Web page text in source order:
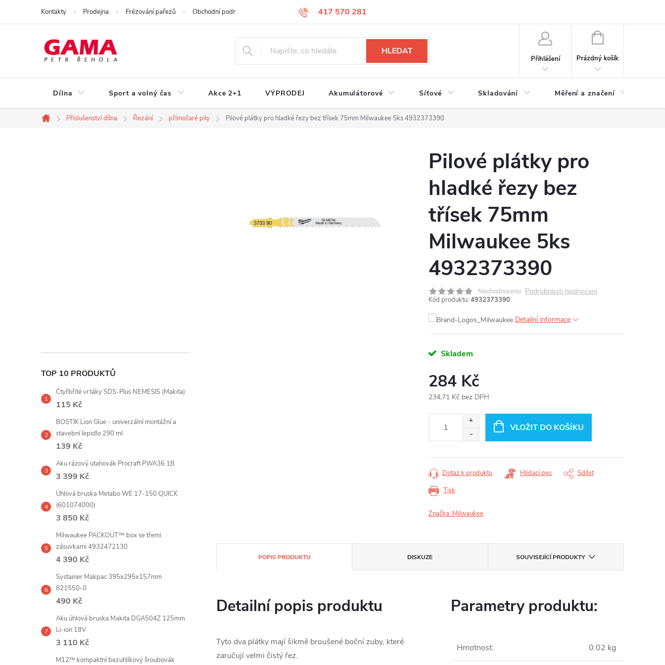
417 570 281
Kontakty Prodejna Frézování pařezů Obchodní podmínky Podmínky ochrany osobních údajů
HLEDAT
Přihlášení
NÁKUPNÍ
Prázdný košík
Dílna Sport a volný čas Akce 2+1 VÝPRODEJ Akumulátorové Síťové Skladování Měření a značení
Domů
Příslušenství dílna Řezání přímočaré pily Pilové plátky pro hladké řezy bez třísek 75mm Milwaukee 5ks 4932373390
í
p
a
n
l
TOP 10 PRODUKTŮ
Čtyřbřité vrtáky SDS-Plus NEMESIS (Makita)
115 Kč
BOSTIK Lion Glue - univerzální montážní a
stavební lepidlo 290 ml
139 Kč
Aku rázový utahovák Procraft PWA36 1B
3 399 Kč
Úhlová bruska Metabo WE 17-150 QUICK
(601074000)
3 850 Kč
Milwaukee PACKOUT™ box se třemi
zásuvkami 4932472130
4 390 Kč
Systainer Makpac 395x295x157mm
821550-0
490 Kč
Aku úhlová bruska Makita DGA504Z 125mm
Li-ion 18V
3 110 Kč
M12™ kompaktní bezuhlíkový šroubovák
Pilové plátky pro
hladké řezy bez
třísek 75mm
Milwaukee 5ks
4932373390
Neohodnoceno Podrobnosti hodnocení
Kód produktu: 4932373390
Detailní informace
Skladem
284 Kč
234,71 Kč bez DPH
VLOŽIT DO KOŠÍKU
Tisk
Dotaz k produktu Hlídací pes Sdílet
Značka: Milwaukee
POPIS PRODUKTU DISKUZE SOUVISEJÍCÍ PRODUKTY
Detailní popis produktu
Tyto dva plátky mají šikmě broušené boční zuby, které
zaručují velmi čistý řez.
Parametry produktu:
Hmotnost: 0.02 kg